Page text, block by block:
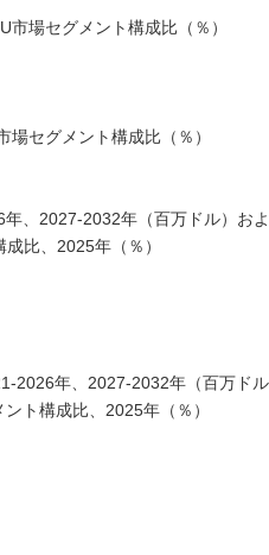
場セグメント構成比（％）
セグメント構成比（％）
、2027-2032年（百万ドル）およ
比、2025年（％）
2026年、2027-2032年（百万ドル
ト構成比、2025年（％）